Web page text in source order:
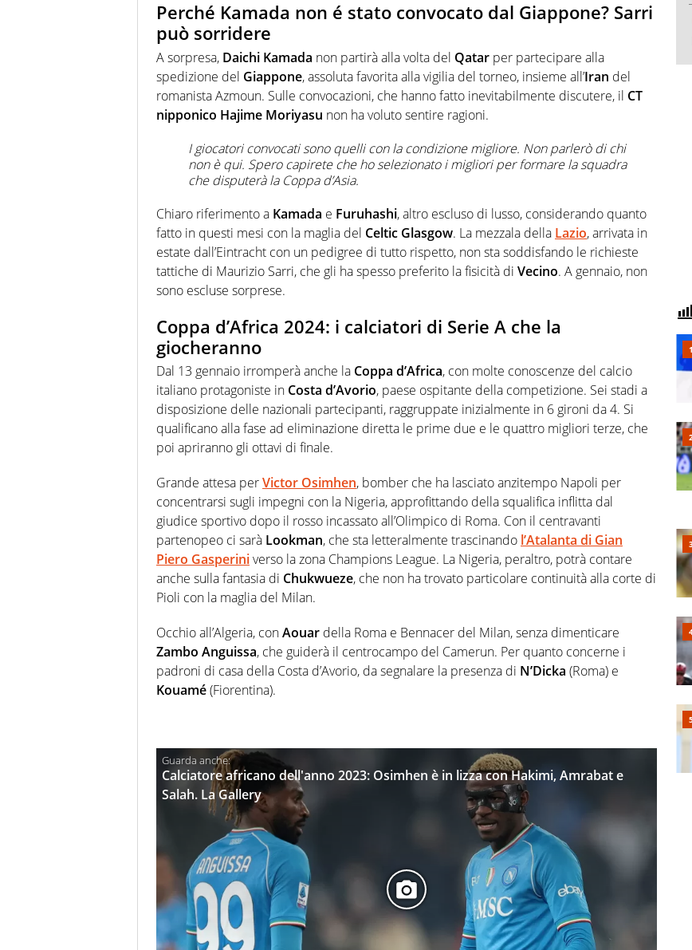
Perché Kamada non é stato convocato dal Giappone? Sarri
può sorridere
A sorpresa, Daichi Kamada non partirà alla volta del Qatar per partecipare alla
spedizione del Giappone, assoluta favorita alla vigilia del torneo, insieme all’Iran del
romanista Azmoun. Sulle convocazioni, che hanno fatto inevitabilmente discutere, il CT
nipponico Hajime Moriyasu non ha voluto sentire ragioni.
I giocatori convocati sono quelli con la condizione migliore. Non parlerò di chi
non è qui. Spero capirete che ho selezionato i migliori per formare la squadra
che disputerà la Coppa d’Asia.
Chiaro riferimento a Kamada e Furuhashi, altro escluso di lusso, considerando quanto
fatto in questi mesi con la maglia del Celtic Glasgow. La mezzala della Lazio, arrivata in
estate dall’Eintracht con un pedigree di tutto rispetto, non sta soddisfando le richieste
tattiche di Maurizio Sarri, che gli ha spesso preferito la fisicità di Vecino. A gennaio, non
sono escluse sorprese.
Coppa d’Africa 2024: i calciatori di Serie A che la
giocheranno
Dal 13 gennaio irromperà anche la Coppa d’Africa, con molte conoscenze del calcio
italiano protagoniste in Costa d’Avorio, paese ospitante della competizione. Sei stadi a
disposizione delle nazionali partecipanti, raggruppate inizialmente in 6 gironi da 4. Si
qualificano alla fase ad eliminazione diretta le prime due e le quattro migliori terze, che
poi apriranno gli ottavi di finale.
Grande attesa perVictor Osimhen, bomber che ha lasciato anzitempo Napoli per
concentrarsi sugli impegni con la Nigeria, approfittando della squalifica inflitta dal
giudice sportivo dopo il rosso incassato all’Olimpico di Roma. Con il centravanti
partenopeo ci sarà Lookman, che sta letteralmente trascinando l’Atalanta di Gian
Piero Gasperiniverso la zona Champions League. La Nigeria, peraltro, potrà contare
anche sulla fantasia di Chukwueze, che non ha trovato particolare continuità alla corte di
Pioli con la maglia del Milan.
Occhio all’Algeria, conAouar della Roma e Bennacer del Milan, senza dimenticare
Zambo Anguissa, che guiderà il centrocampo del Camerun. Per quanto concerne i
padroni di casa della Costa d’Avorio, da segnalare la presenza di N’Dicka (Roma) e
Kouamé(Fiorentina).
Calciatore africano dell'anno 2023: Osimhen è in lizza con Hakimi, Amrabat e
Salah. La Gallery